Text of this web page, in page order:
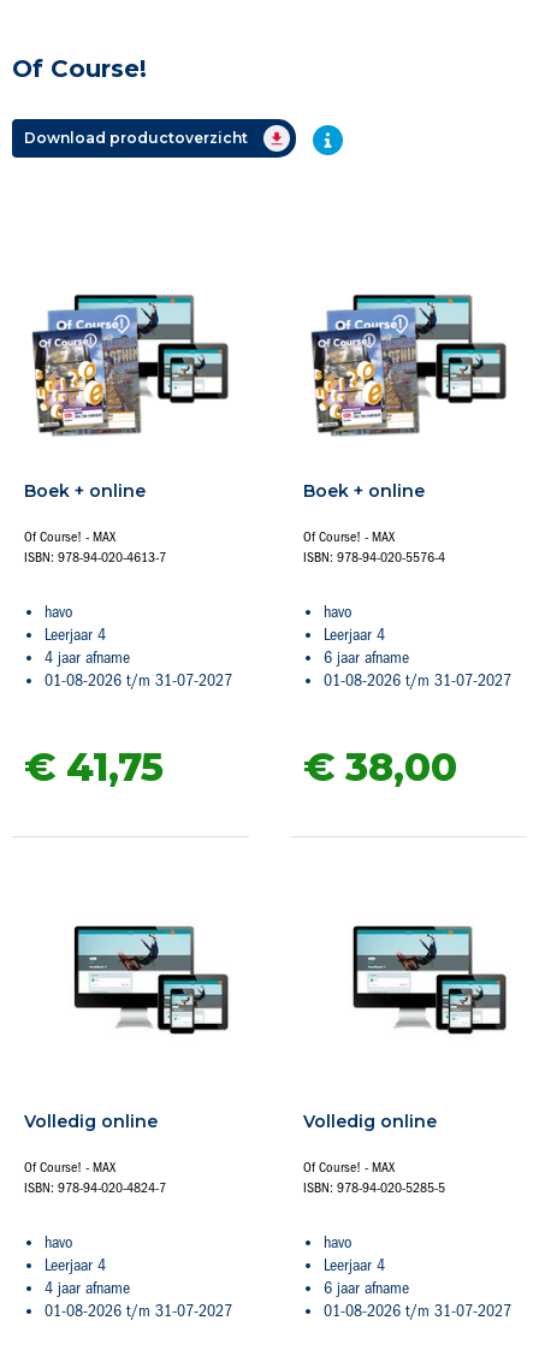
Of Course!
Download productoverzicht
Boek + online
Of Course! - MAX
ISBN: 978-94-020-4613-7
havo
Leerjaar 4
4 jaar afname
01-08-2026 t/m 31-07-2027
€ 41,75
Boek + online
Of Course! - MAX
ISBN: 978-94-020-5576-4
havo
Leerjaar 4
6 jaar afname
01-08-2026 t/m 31-07-2027
€ 38,00
Volledig online
Of Course! - MAX
ISBN: 978-94-020-4824-7
havo
Leerjaar 4
4 jaar afname
01-08-2026 t/m 31-07-2027
Volledig online
Of Course! - MAX
ISBN: 978-94-020-5285-5
havo
Leerjaar 4
6 jaar afname
01-08-2026 t/m 31-07-2027